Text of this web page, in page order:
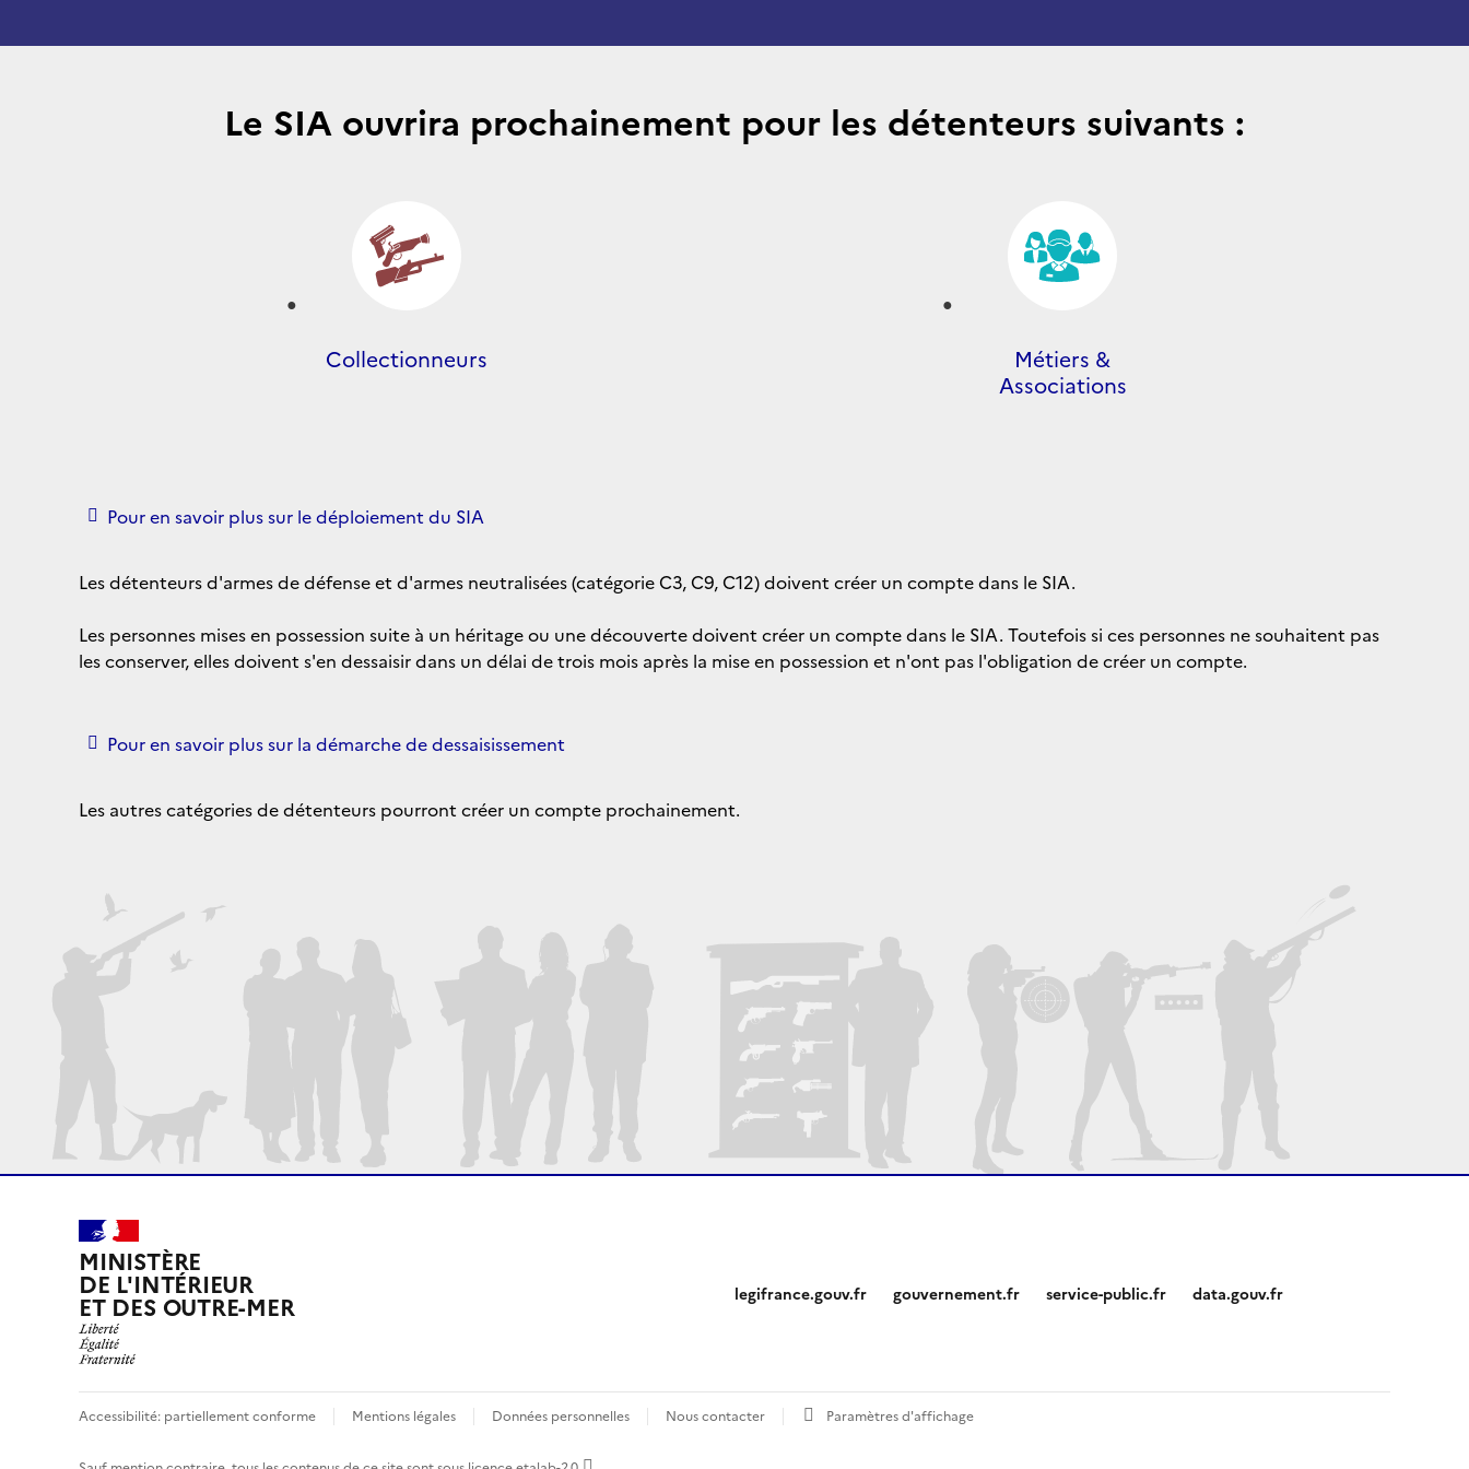
Le SIA ouvrira prochainement pour les détenteurs suivants :
Collectionneurs
Métiers &
Associations
Pour en savoir plus sur le déploiement du SIA
Les détenteurs d'armes de défense et d'armes neutralisées (catégorie C3, C9, C12) doivent créer un compte dans le SIA.
Les personnes mises en possession suite à un héritage ou une découverte doivent créer un compte dans le SIA. Toutefois si ces personnes ne souhaitent pas
les conserver, elles doivent s'en dessaisir dans un délai de trois mois après la mise en possession et n'ont pas l'obligation de créer un compte.
Pour en savoir plus sur la démarche de dessaisissement
Les autres catégories de détenteurs pourront créer un compte prochainement.
MINISTÈRE
DE L'INTÉRIEUR
ET DES OUTRE-MER legifrance.gouv.fr gouvernement.fr service-public.fr data.gouv.fr
Accessibilité: partiellement conforme Mentions légales Données personnelles Nous contacter Paramètres d'affichage